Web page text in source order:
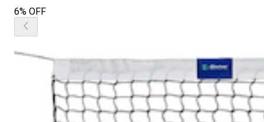
6% OFF